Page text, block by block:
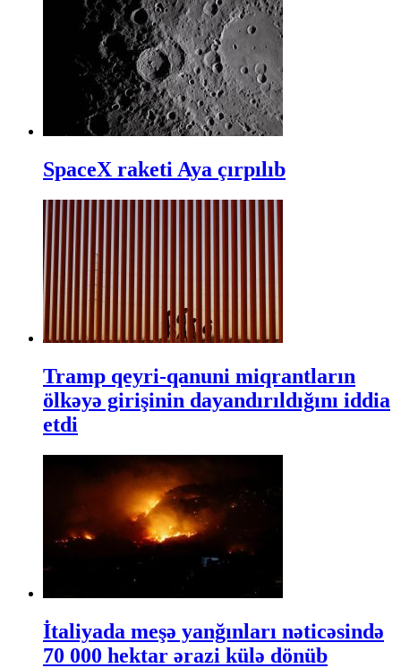
SpaceX raketi Aya çırpılıb
Tramp qeyri-qanuni miqrantların
ölkəyə girişinin dayandırıldığını iddia
etdi
İtaliyada meşə yanğınları nəticəsində
70 000 hektar ərazi külə dönüb